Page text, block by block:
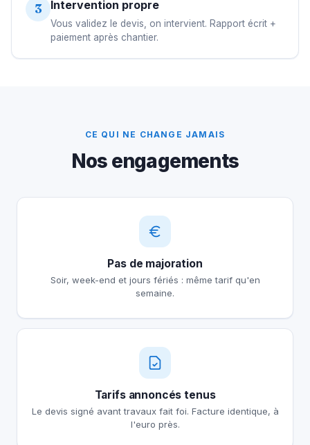
3 Intervention propre
Vous validez le devis, on intervient. Rapport écrit +
paiement après chantier.
CE QUI NE CHANGE JAMAIS
Nos engagements
Pas de majoration
Soir, week-end et jours fériés : même tarif qu'en
semaine.
Tarifs annoncés tenus
Le devis signé avant travaux fait foi. Facture identique, à
l'euro près.